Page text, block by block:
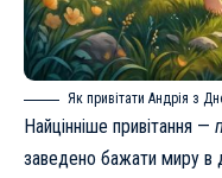
Як привітати Андрія з
Найцінніше привітання —
заведено бажати миру в